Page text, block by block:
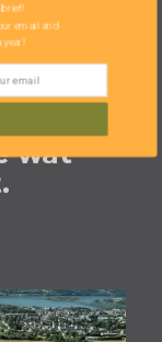
na
wat
email and
year!